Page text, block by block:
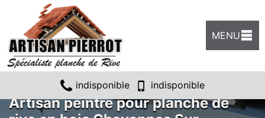
MENU
indisponible indisponible
Artisan peintre pour planche de